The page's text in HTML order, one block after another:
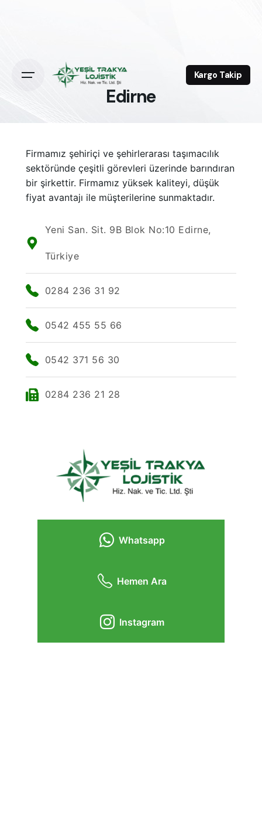
Kargo Takip
Edirne
Firmamız şehiriçi ve şehirlerarası taşımacılık
sektöründe çeşitli görevleri üzerinde barındıran
bir şirkettir. Firmamız yüksek kaliteyi, düşük
fiyat avantajı ile müşterilerine sunmaktadır.
Yeni San. Sit. 9B Blok No:10 Edirne,
Türkiye
0284 236 31 92
0542 455 55 66
0542 371 56 30
0284 236 21 28
Whatsapp
Hemen Ara
Instagram